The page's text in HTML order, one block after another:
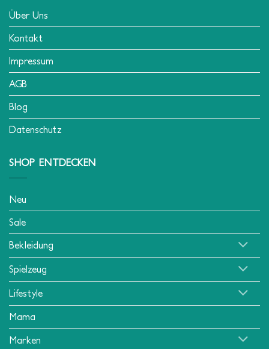
Über Uns
Kontakt
Impressum
AGB
Blog
Datenschutz
SHOP ENTDECKEN
Neu
Sale
Bekleidung
Spielzeug
Lifestyle
Mama
Marken